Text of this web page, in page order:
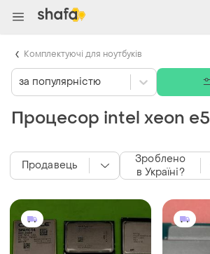
Процесор intel xeon e5
Продавець
Зроблено
в Україні?
за популярністю
Комплектуючі для ноутбуків